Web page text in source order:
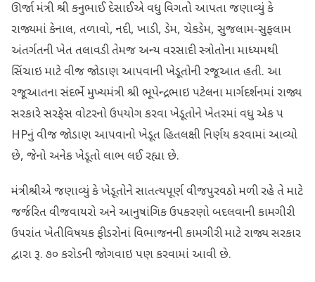
ઊર્જા મંત્રી શ્રી કનુભાઈ દેસાઈએ વધુ વિગતો આપતા જણાવ્યું કે
રાજ્યમાં કેનાલ, તળાવો, નદી, ખાડી, ડેમ, ચેકડેમ, સુજલામ-સુફલામ
અંતર્ગતની ખેત તલાવડી તેમજ અન્ય વરસાદી સ્ત્રોતોના માધ્યમથી
સિંચાઇ માટે વીજ જોડાણ આપવાની ખેડૂતોની રજૂઆત હતી. આ
રજૂઆતના સંદર્ભે મુખ્યમંત્રી શ્રી ભૂપેન્દ્રભાઇ પટેલના માર્ગદર્શનમાં રાજ્ય
સરકારે સરફેસ વોટરનો ઉપયોગ કરવા ખેડૂતોને ખેતરમાં વધુ એક પ
HPનું વીજ જોડાણ આપવાનો ખેડૂત હિતલક્ષી નિર્ણય કરવામાં આવ્યો
છે, જેનો અનેક ખેડૂતો લાભ લઈ રહ્યા છે.
મંત્રીશ્રીએ જણાવ્યું કે ખેડૂતોને સાતત્યપૂર્ણ વીજપુરવઠો મળી રહે તે માટે
જર્જરિત વીજવાયરો અને આનુષાંગિક ઉપકરણો બદલવાની કામગીરી
ઉપરાંત ખેતીવિષયક ફીડરોનાં વિભાજનની કામગીરી માટે રાજ્ય સરકાર
દ્વારા રૂ. ૭૦ કરોડની જોગવાઇ પણ કરવામાં આવી છે.